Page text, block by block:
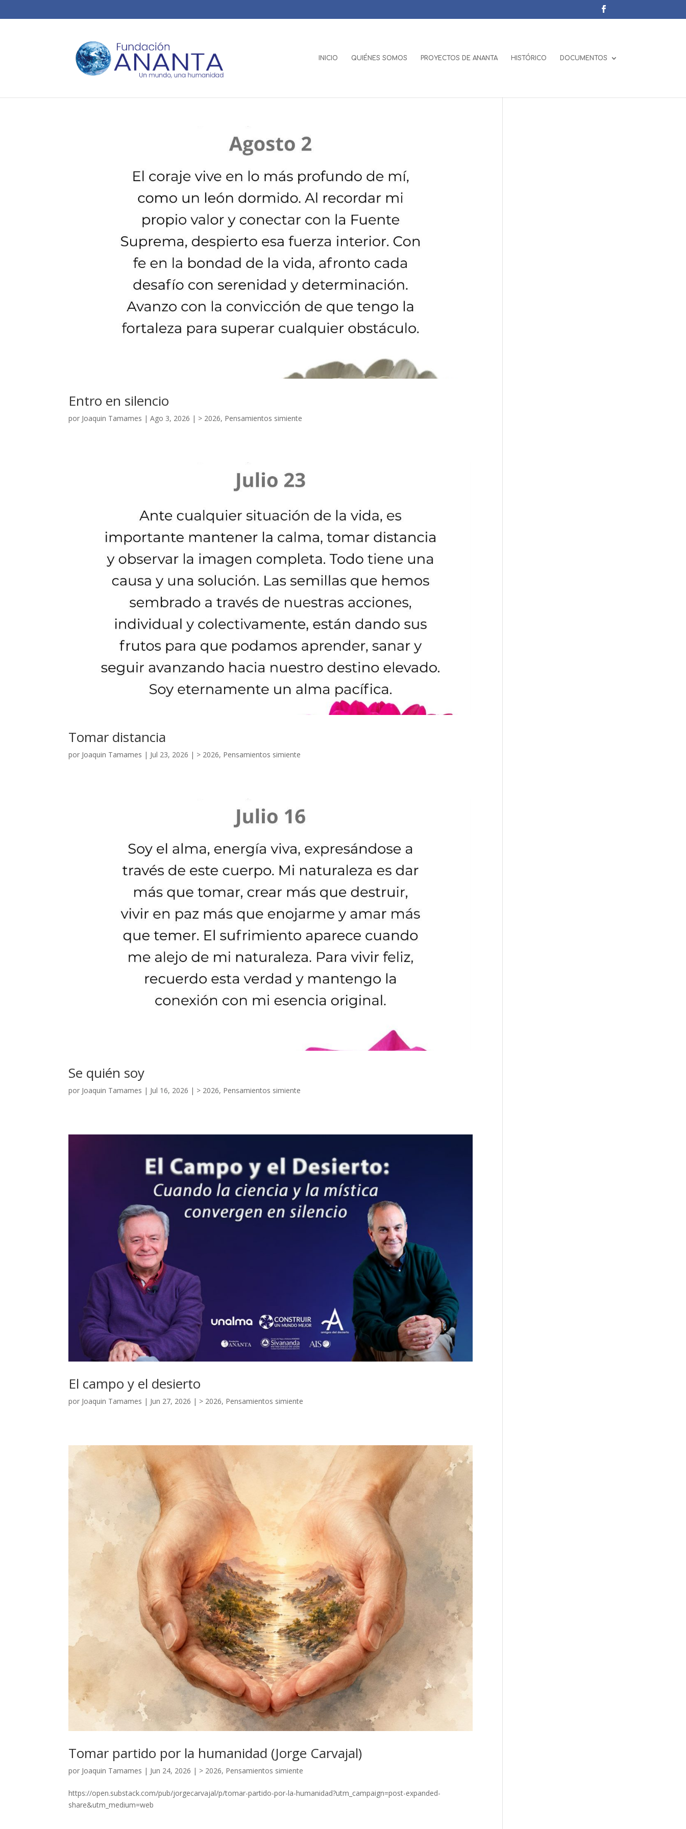
INICIO QUIÉNES SOMOS PROYECTOS DE ANANTA HISTÓRICO DOCUMENTOS
Entro en silencio
por Joaquin Tamames |Ago 3, 2026 | > 2026, Pensamientos simiente
Tomar distancia
por Joaquin Tamames | Jul 23, 2026 | > 2026, Pensamientos simiente
Se quién soy
por Joaquin Tamames | Jul 16, 2026 | > 2026, Pensamientos simiente
El campo y el desierto
por Joaquin Tamames | Jun 27, 2026 | > 2026, Pensamientos simiente
Tomar partido por la humanidad (Jorge Carvajal)
por Joaquin Tamames | Jun 24, 2026 | > 2026, Pensamientos simiente
https://open.substack.com/pub/jorgecarvajal/p/tomar-partido-por-la-humanidad?utm_campaign=post-expanded-
share&utm_medium=web